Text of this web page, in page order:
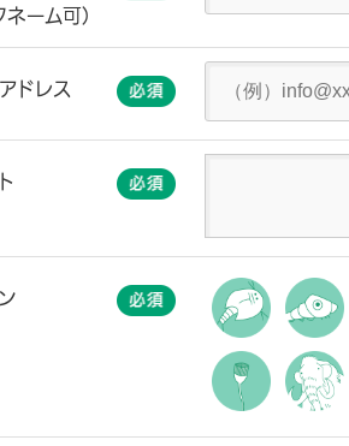
ネーム可）
ドレス